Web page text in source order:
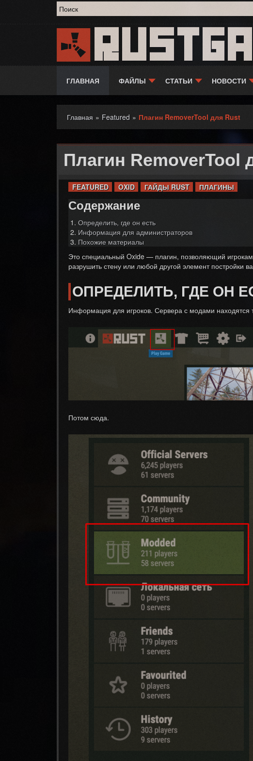
Форма поиска
ГЛАВНАЯ ФАЙЛЫ СТАТЬИ НОВОСТИ
Вы здесь
Главная » Featured » Плагин RemoverTool для Rust
Плагин RemoverTool
FEATURED OXID ГАЙДЫ RUST ПЛАГИНЫ
Содержание
Определить, где он есть
Информация для администраторов
Похожие материалы
Это специальный Oxide — плагин, позволяющий
разрушить стену или любой другой элемент постройки
ОПРЕДЕЛИТЬ, ГДЕ ОН
Информация для игроков. Сервера с модами
Потом сюда.